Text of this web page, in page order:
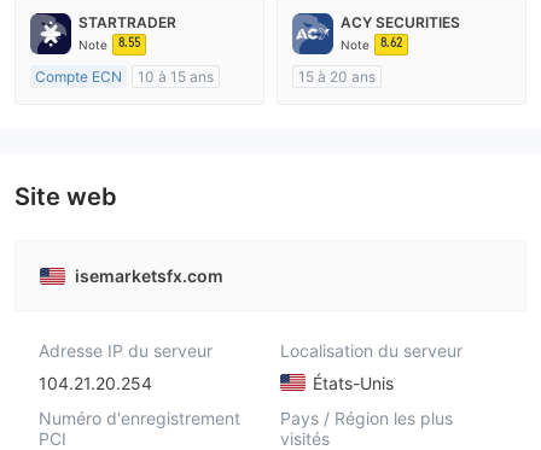
Market Making (MM)
Etiquette principale MT4
Market Making (MM)
Etiquette principale MT4
STARTRADER
Note 8.55
Compte ECN
10 à 15 ans
ACY SECURITIES
Note 8.62
15 à 20 ans
Site web
isemarketsfx.com
Adresse IP du serveur
104.21.20.254
Localisation du serveur
États-Unis
Numéro d'enregistrement
PCI
Pays / Région les plus
visités